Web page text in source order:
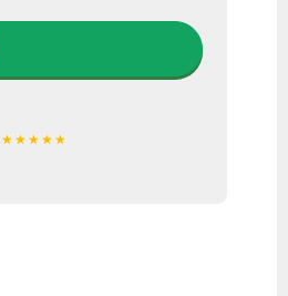
★★★★★